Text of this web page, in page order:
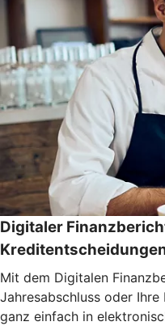
Digitaler
Mit dem Digitalen
Jahresabschluss oder Ihre
ganz einfach in